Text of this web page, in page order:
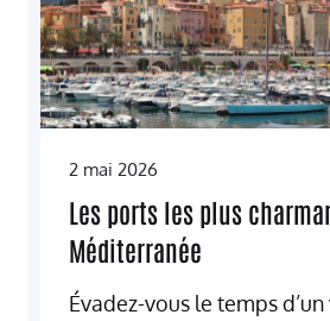
2 mai 2026
Les ports les plus
Méditerranée
Évadez-vous le temps